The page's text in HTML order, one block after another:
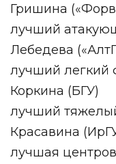
Гришина
лучший
Лебедева
лучший легкий
Коркина (БГУ)
лучший
Красавина
лучшая